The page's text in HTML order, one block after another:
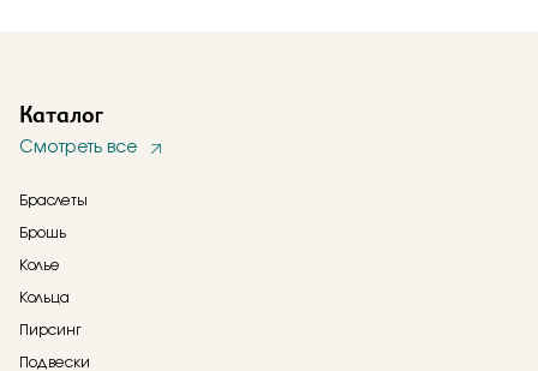
Каталог
Смотреть все
Браслеты
Брошь
Колье
Кольца
Пирсинг
Подвески